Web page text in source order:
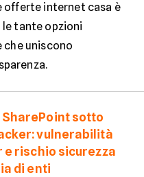
offerte internet casa è
tante opzioni
uniscono
sotto
vulnerabilità
e rischio sicurezza
di enti